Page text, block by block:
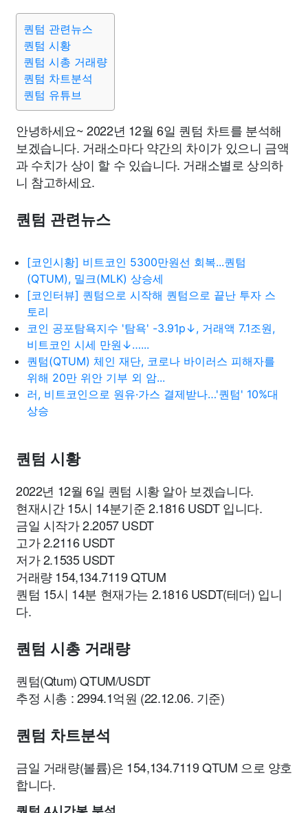
퀀텀 관련뉴스
퀀텀 시황
퀀텀 시총 거래량
퀀텀 차트분석
퀀텀 유튜브
안녕하세요~ 2022년 12월 6일 퀀텀 차트를 분석해
보겠습니다. 거래소마다 약간의 차이가 있으니 금액
과 수치가 상이 할 수 있습니다. 거래소별로 상의하
니 참고하세요.
퀀텀 관련뉴스
[코인시황] 비트코인 5300만원선 회복...퀀텀
(QTUM), 밀크(MLK) 상승세
[코인터뷰] 퀀텀으로 시작해 퀀텀으로 끝난 투자 스
토리
코인 공포탐욕지수 '탐욕' -3.91p↓, 거래액 7.1조원,
비트코인 시세 만원↓…...
퀀텀(QTUM) 체인 재단, 코로나 바이러스 피해자를
위해 20만 위안 기부 외 암...
러, 비트코인으로 원유·가스 결제받나…'퀀텀' 10%대
상승
퀀텀 시황
2022년 12월 6일 퀀텀 시황 알아 보겠습니다.
현재시간 15시 14분기준 2.1816 USDT 입니다.
금일 시작가 2.2057 USDT
고가 2.2116 USDT
저가 2.1535 USDT
거래량 154,134.7119 QTUM
퀀텀 15시 14분 현재가는 2.1816 USDT(테더) 입니
다.
퀀텀 시총 거래량
퀀텀(Qtum) QTUM/USDT
추정 시총 : 2994.1억원 (22.12.06. 기준)
퀀텀 차트분석
금일 거래량(볼륨)은 154,134.7119 QTUM 으로 양호
합니다.